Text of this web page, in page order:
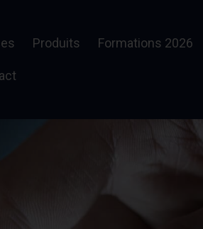
Produits Formations 2026